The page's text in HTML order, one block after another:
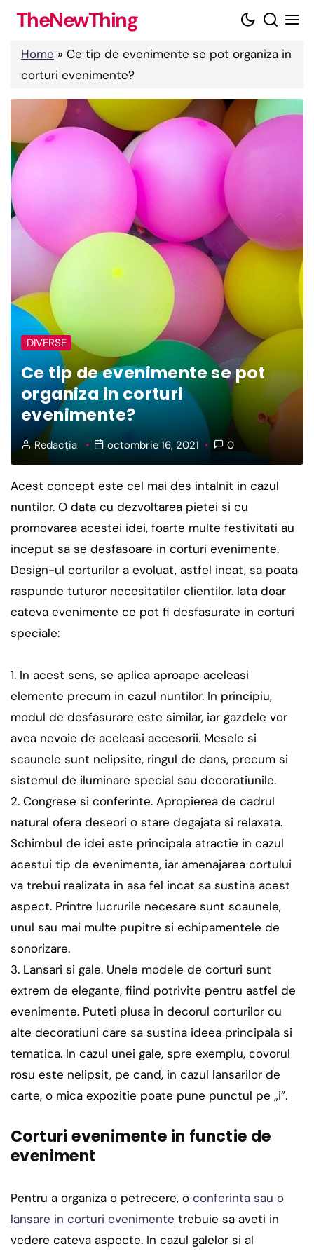
Skip
content
TheNewThing
Home » Ce tip de evenimente se pot organiza in
corturi evenimente?
DIVERSE
Ce tip de evenimente se pot
organiza in corturi
evenimente?
Redacția octombrie 16, 2021 0
Acest concept este cel mai des intalnit in cazul
nuntilor. O data cu dezvoltarea pietei si cu
promovarea acestei idei, foarte multe festivitati au
inceput sa se desfasoare in corturi evenimente.
Design-ul corturilor a evoluat, astfel incat, sa poata
raspunde tuturor necesitatilor clientilor. Iata doar
cateva evenimente ce pot fi desfasurate in corturi
speciale:
In acest sens, se aplica aproape aceleasi
elemente precum in cazul nuntilor. In principiu,
modul de desfasurare este similar, iar gazdele vor
avea nevoie de aceleasi accesorii. Mesele si
scaunele sunt nelipsite, ringul de dans, precum si
sistemul de iluminare special sau decoratiunile.
Congrese si conferinte. Apropierea de cadrul
natural ofera deseori o stare degajata si relaxata.
Schimbul de idei este principala atractie in cazul
acestui tip de evenimente, iar amenajarea cortului
va trebui realizata in asa fel incat sa sustina acest
aspect. Printre lucrurile necesare sunt scaunele,
unul sau mai multe pupitre si echipamentele de
sonorizare.
Lansari si gale. Unele modele de corturi sunt
extrem de elegante, fiind potrivite pentru astfel de
evenimente. Puteti plusa in decorul corturilor cu
alte decoratiuni care sa sustina ideea principala si
tematica. In cazul unei gale, spre exemplu, covorul
rosu este nelipsit, pe cand, in cazul lansarilor de
carte, o mica expozitie poate pune punctul pe „i”.
Corturi evenimente in functie de
eveniment
Pentru a organiza o petrecere, o conferinta sau o
lansare in corturi evenimente trebuie sa aveti in
vedere cateva aspecte. In cazul galelor si al